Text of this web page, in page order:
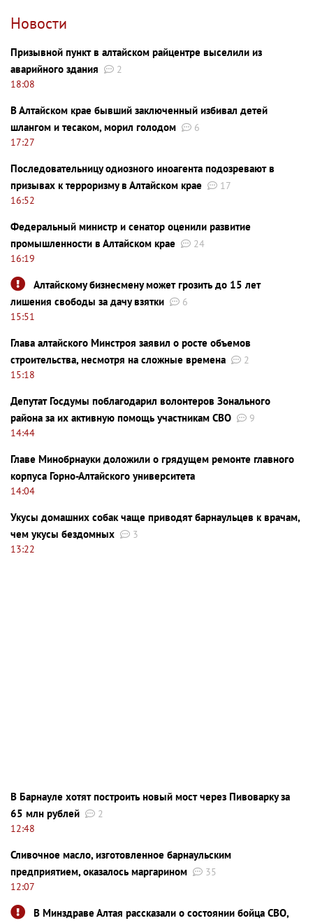
Новости
Призывной пункт в алтайском райцентре выселили из
аварийного здания
2
18:08
В Алтайском крае бывший заключенный избивал детей
шлангом и тесаком, морил голодом
6
17:27
Последовательницу одиозного иноагента подозревают в
призывах к терроризму в Алтайском крае
17
16:52
Федеральный министр и сенатор оценили развитие
промышленности в Алтайском крае
24
16:19
Алтайскому бизнесмену может грозить до 15 лет
лишения свободы за дачу взятки
6
15:51
Глава алтайского Минстроя заявил о росте объемов
строительства, несмотря на сложные времена
2
15:18
Депутат Госдумы поблагодарил волонтеров Зонального
района за их активную помощь участникам СВО
9
14:44
Главе Минобрнауки доложили о грядущем ремонте главного
корпуса Горно-Алтайского университета
14:04
Укусы домашних собак чаще приводят барнаульцев к врачам,
чем укусы бездомных
3
13:22
В Барнауле хотят построить новый мост через Пивоварку за
65 млн рублей
2
12:48
Сливочное масло, изготовленное барнаульским
предприятием, оказалось маргарином
35
12:07
В Минздраве Алтая рассказали о состоянии бойца СВО,